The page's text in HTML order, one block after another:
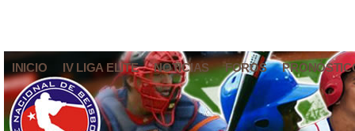
INICIO IV LIGA ELITE NOTICIAS FOROS